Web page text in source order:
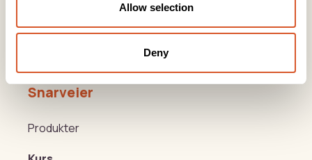
Allow selection
Deny
Org: 967110167
Lørenveien 37, 0585 Oslo
Snarveier
Produkter